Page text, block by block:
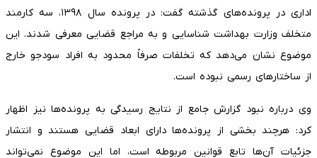
اداری در پرونده‌های گذشته گفت: در پرونده سال ۱۳۹۸، سه کارمند
متخلف وزارت بهداشت شناسایی و به مراجع قضایی معرفی شدند. این
موضوع نشان می‌دهد که تخلفات صرفاً محدود به افراد سودجو خارج
از ساختارهای رسمی نبوده است.
وی درباره نبود گزارش جامع از نتایج رسیدگی به پرونده‌ها نیز اظهار
کرد: هرچند بخشی از پرونده‌ها دارای ابعاد قضایی هستند و انتشار
جزئیات آن‌ها تابع قوانین مربوطه است، اما این موضوع نمی‌تواند